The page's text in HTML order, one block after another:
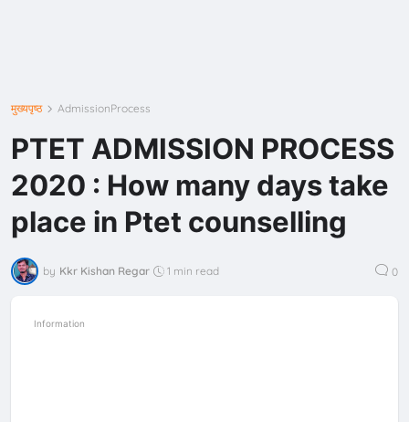
मुख्यपृष्ठ AdmissionProcess
PTET ADMISSION PROCESS
2020 : How many days take
place in Ptet counselling
by Kkr Kishan Regar 1 min read 0
Information